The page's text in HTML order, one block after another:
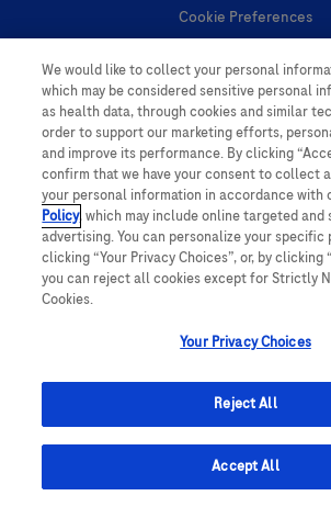
Cookie Preferences
Personal Information
follow us
This website contains information on products
range of audiences and could contain product
comply with any legal processes, registration or
We would like to collect your personal
which may be considered sensitive personal
as health data, through cookies and similar
order to support our marketing efforts,
and improve its performance. By clicking
confirm that we have your consent to collect
your personal information in accordance with
Policy, which may include online targeted and
advertising. You can personalize your specific
clicking “Your Privacy Choices”, or, by clicking
you can reject all cookies except for Strictly
Cookies.
Your Privacy Choices
Reject All
Accept All